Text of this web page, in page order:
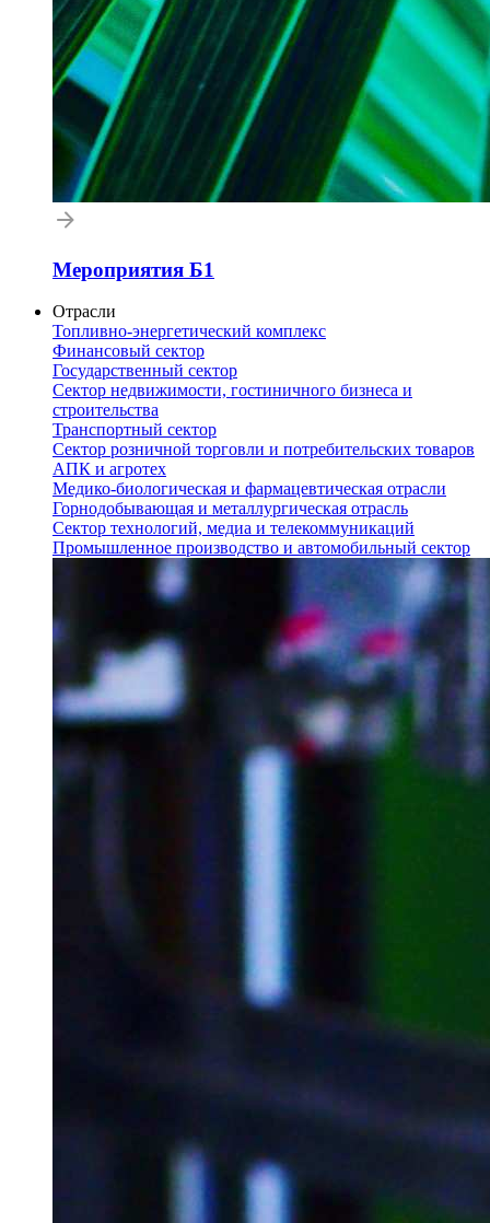
Мероприятия Б1
Отрасли
Топливно-энергетический комплекс
Финансовый сектор
Государственный сектор
Сектор недвижимости, гостиничного бизнеса и
строительства
Транспортный сектор
Сектор розничной торговли и потребительских товаров
АПК и агротех
Медико-биологическая и фармацевтическая отрасли
Горнодобывающая и металлургическая отрасль
Сектор технологий, медиа и телекоммуникаций
Промышленное производство и автомобильный сектор